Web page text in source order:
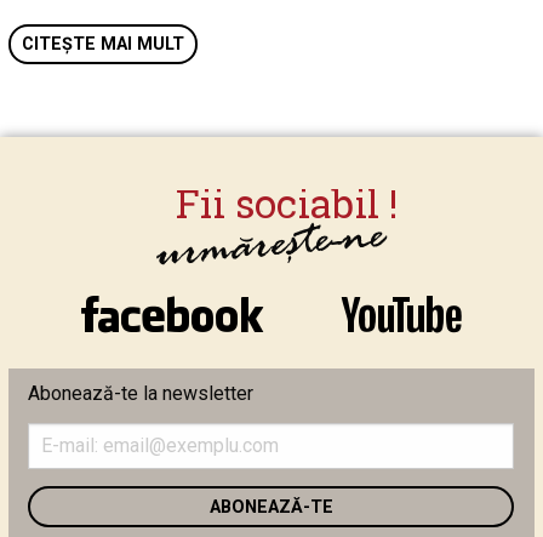
CITEȘTE MAI MULT
Abonează-te la newsletter
Introduceți
adresa
email
în